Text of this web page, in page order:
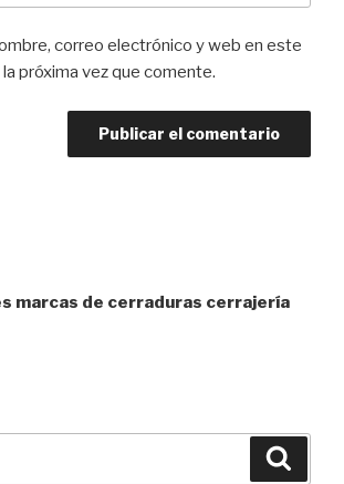
correo electrónico y web en este
próxima vez que comente.
marcas de cerraduras cerrajería